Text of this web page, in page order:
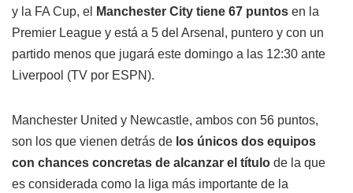
y la FA Cup, el
Manchester City tiene 67 puntos en la
Premier League y está a 5 del Arsenal, puntero y con un
partido menos que jugará este domingo a las 12:30 ante
Liverpool (TV por ESPN).
Manchester United y Newcastle, ambos con 56 puntos,
son los que vienen detrás de los únicos dos equipos
con chances concretas de alcanzar el título de la que
es considerada como la liga más importante de la